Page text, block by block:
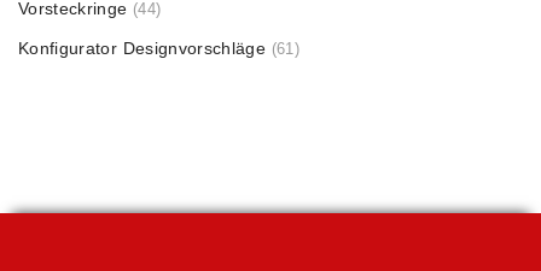
Vorsteckringe (44)
Konfigurator Designvorschläge (61)